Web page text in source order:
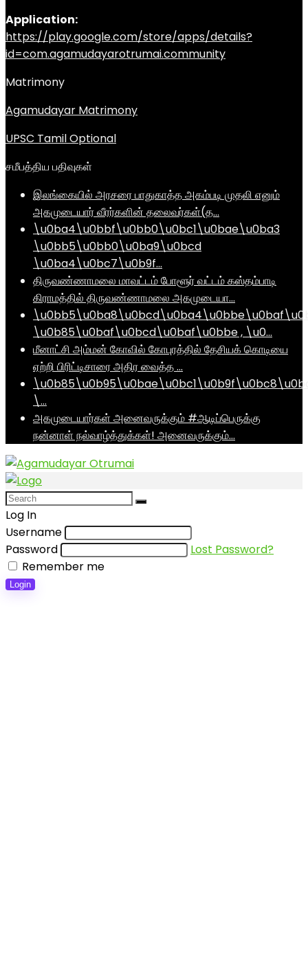
Application:
https://play.google.com/store/apps/details?
id=com.agamudayarotrumai.community
Matrimony
Agamudayar Matrimony
UPSC Tamil Optional
சமீபத்திய பதிவுகள்
இலங்கையில் அரசரை பாதுகாத்த அகம்படி முதலி எனும்
அகமுடையார் வீரர்களின் தலைவர்கள்(த…
\u0ba4\u0bbf\u0bb0\u0bc1\u0bae\u0ba3
\u0bb5\u0bb0\u0ba9\u0bcd
\u0ba4\u0bc7\u0b9f…
திருவண்ணாமலை மாவட்டம் போளூர் வட்டம் கஸ்தம்பாடி
கிராமத்தில் திருவண்ணாமலை அகமுடையா…
\u0b85\u0baf\u0bcd\u0baf\u0bbe , \u0…
மீனாட்சி அம்மன் கோவில் கோபுரத்தில் தேசியக் கொடியை
ஏற்றி பிரிட்டிசாரை அதிர வைத்த …
\…
அகமுடையார்கள் அனைவருக்கும் #ஆடிப்பெருக்கு
நன்னாள் நல்வாழ்த்துக்கள்! அனைவருக்கும்…
Log In
Username
Password
Lost Password?
Remember me
Login